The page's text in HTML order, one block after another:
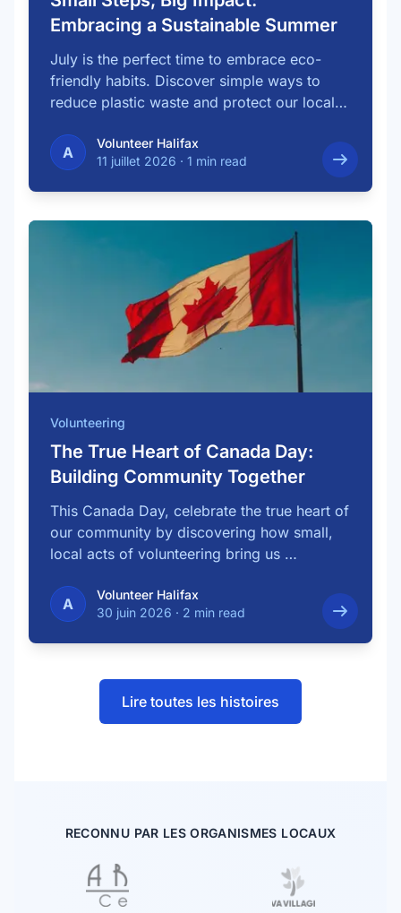
Embracing a Sustainable Summer
July is the perfect time to embrace eco-
friendly habits. Discover simple ways to
reduce plastic waste and protect our local
A
Volunteer Halifax
11 juillet 2026 · 1 min read
Volunteering
The True Heart of Canada Day:
Building Community Together
This Canada Day, celebrate the true heart of
our community by discovering how small,
local acts of volunteering bring us …
A
Volunteer Halifax
30 juin 2026 · 2 min read
Lire toutes les histoires
RECONNU PAR LES ORGANISMES LOCAUX